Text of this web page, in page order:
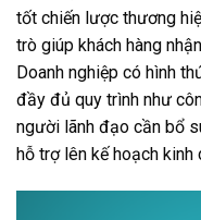
tốt chiến lược thương
trò giúp khách hàng
Doanh nghiệp có hình
đầy đủ quy trình như
người lãnh đạo cần bổ
hỗ trợ lên kế hoạch kinh